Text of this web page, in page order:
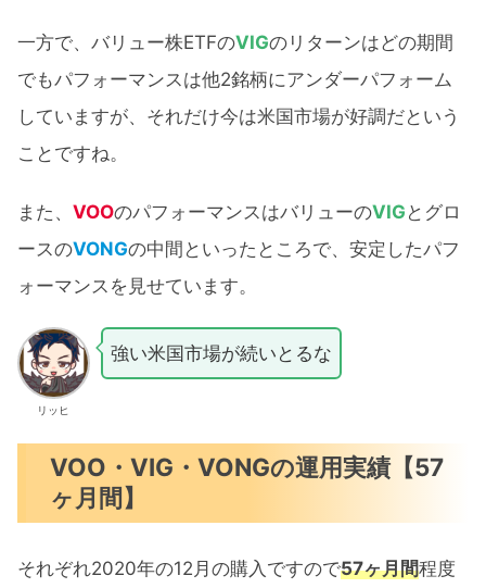
一方で、バリュー株ETFのVIGのリターンはどの期間
でもパフォーマンスは他2銘柄にアンダーパフォーム
していますが、それだけ今は米国市場が好調だという
ことですね。
また、 VOOのパフォーマンスはバリューのVIG とグロ
ースのVONGの中間といったところで、安定したパフ
ォーマンスを見せています。
リッヒ
強い米国市場が続いとるな
VOO・VIG・VONGの運用実績【57
ヶ月間】
それぞれ2020年の12月の購入ですので57ヶ月間程度